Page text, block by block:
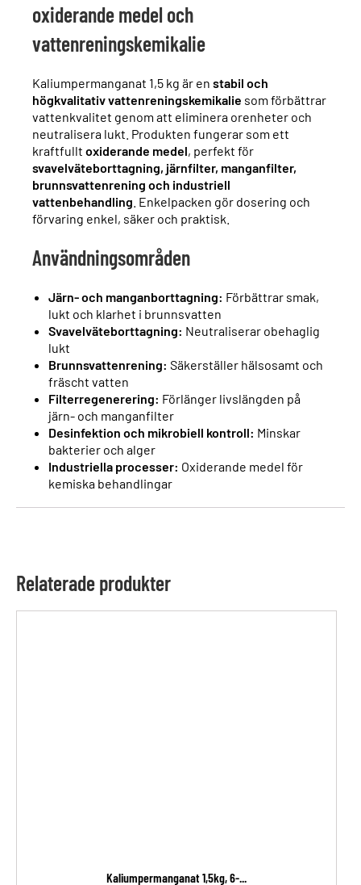
oxiderande medel och
vattenreningskemikalie
Kaliumpermanganat 1,5 kg är en stabil och
högkvalitativ vattenreningskemikalie som förbättrar
vattenkvalitet genom att eliminera orenheter och
neutralisera lukt. Produkten fungerar som ett
kraftfullt oxiderande medel, perfekt för
svavelväteborttagning, järnfilter, manganfilter,
brunnsvattenrening och industriell
vattenbehandling . Enkelpacken gör dosering och
förvaring enkel, säker och praktisk.
Användningsområden
Järn- och manganborttagning: Förbättrar smak,
lukt och klarhet i brunnsvatten
Svavelväteborttagning: Neutraliserar obehaglig
lukt
Brunnsvattenrening: Säkerställer hälsosamt och
fräscht vatten
Filterregenerering: Förlänger livslängden på
järn- och manganfilter
Desinfektion och mikrobiell kontroll: Minskar
bakterier och alger
Industriella processer: Oxiderande medel för
kemiska behandlingar
Relaterade produkter
Kaliumpermanganat 1,5kg, 6-...